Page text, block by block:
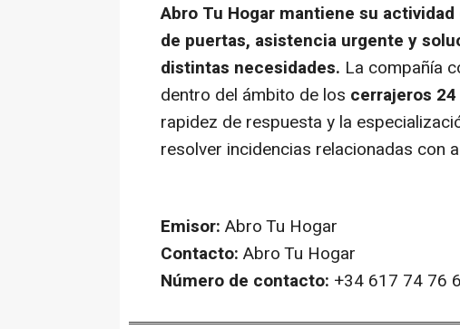
Abro Tu Hogar mantiene su
de puertas, asistencia urgente y
distintas necesidades. La compañía
dentro del ámbito de los cerrajeros
rapidez de respuesta y la
resolver incidencias relacionadas con
Emisor: Abro Tu Hogar
Contacto: Abro Tu Hogar
Número de contacto: +34 617 74 76